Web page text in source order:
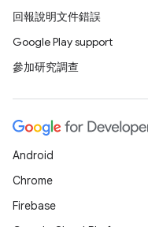
回報說明文件錯誤
Google Play support
參加研究調查
Android
Chrome
Firebase